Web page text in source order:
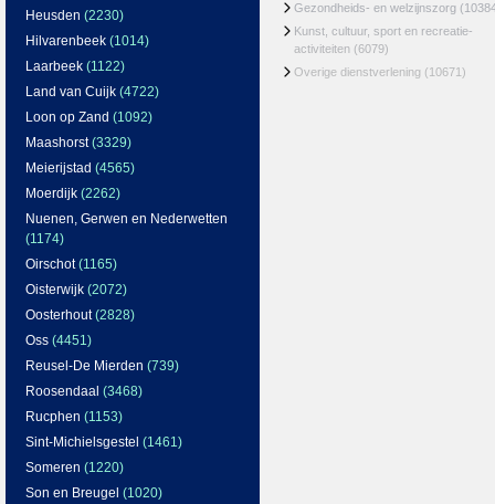
Heusden (2230)
Hilvarenbeek (1014)
Laarbeek (1122)
Land van Cuijk (4722)
Loon op Zand (1092)
Maashorst(3329)
Meierijstad (4565)
Moerdijk (2262)
Nuenen, Gerwen en Nederwetten
(1174)
Oirschot(1165)
Oisterwijk (2072)
Oosterhout(2828)
Oss (4451)
Reusel-De Mierden (739)
Roosendaal (3468)
Rucphen (1153)
Sint-Michielsgestel (1461)
Someren (1220)
Son en Breugel (1020)
Gezondheids- en welzijnszorg
Kunst, cultuur, sport en recreatie-
activiteiten (6079)
Overige dienstverlening (10671)